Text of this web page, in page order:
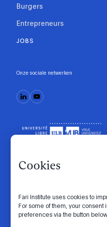
Cookies
Fari Institute uses cookies to
For some of them, your consent
preferences via the button
Burgers
Entrepreneurs
JOBS
Onze sociale netwerken
Gedragscode Manifesto
Cookie-instellingen